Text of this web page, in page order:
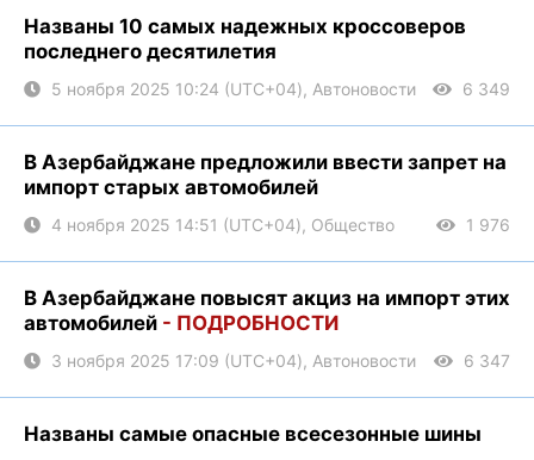
Названы 10 самых надежных кроссоверов
последнего десятилетия
5 ноября 2025 10:24 (UTC+04), Автоновости 6 349
В Азербайджане предложили ввести запрет на
импорт старых автомобилей
4 ноября 2025 14:51 (UTC+04), Общество 1 976
В Азербайджане повысят акциз на импорт этих
автомобилей - ПОДРОБНОСТИ
3 ноября 2025 17:09 (UTC+04), Автоновости 6 347
Названы самые опасные всесезонные шины